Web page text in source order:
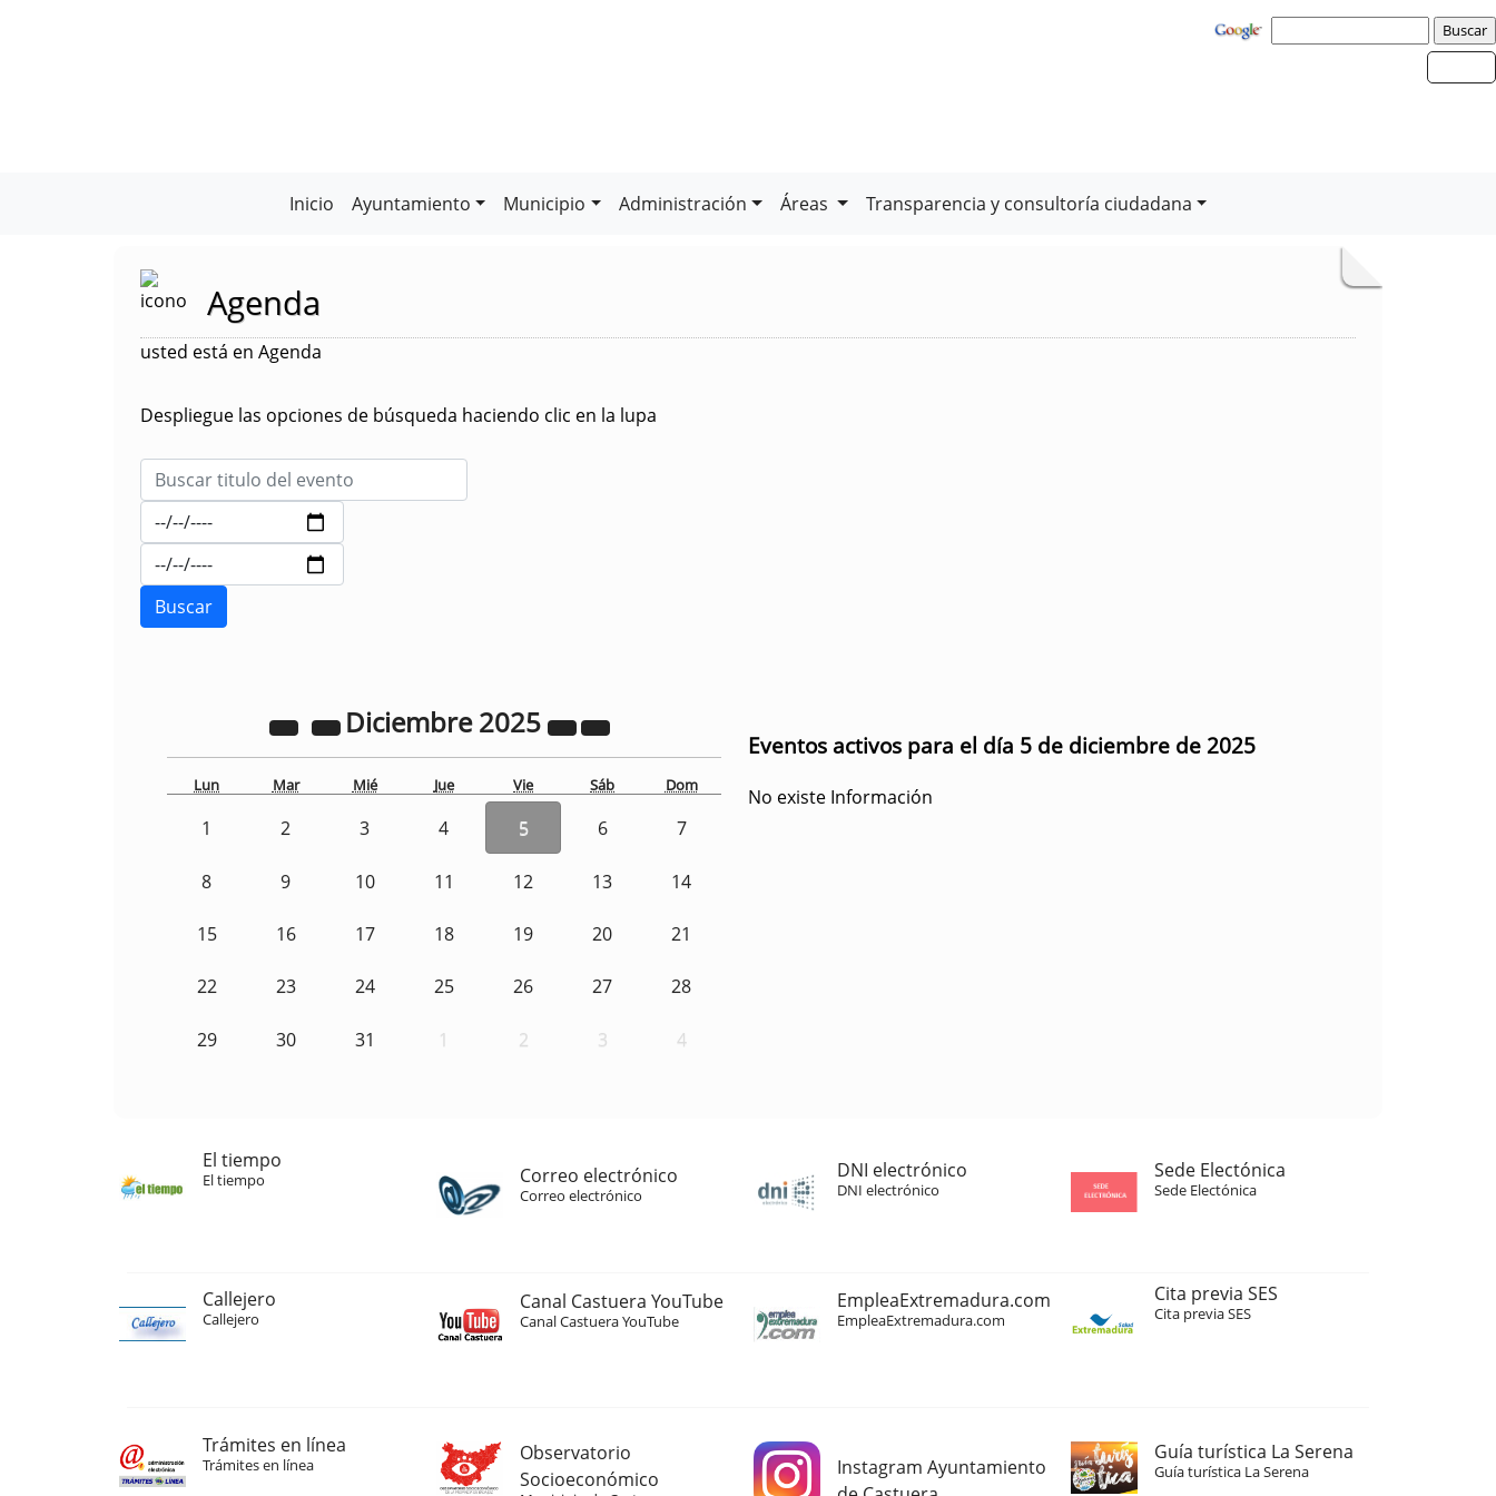
Inicio Ayuntamiento Municipio Administración Áreas Transparencia y consultoría ciudadana
Agenda
usted está en Agenda
Despliegue las opciones de búsqueda haciendo clic en la lupa
Diciembre2025
Lun Mar Mié Jue Vie Sáb Dom
1 2 3 4 5 6 7
8 9 10 11 12 13 14
15 16 17 18 19 20 21
22 23 24 25 26 27 28
29 30 31 1 2 3 4
Eventos activos para el día 5 de diciembre de 2025
No existe Información
El tiempo
El tiempo Correo electrónico
Correo electrónico
DNI electrónico
DNI electrónico
Sede Electónica
Sede Electónica
Callejero
Callejero
Canal Castuera YouTube
Canal Castuera YouTube
EmpleaExtremadura.com
EmpleaExtremadura.com
Cita previa SES
Cita previa SES
Trámites en línea
Trámites en línea
Observatorio
Socioeconómico
Instagram Ayuntamiento
Guía turística La Serena
Guía turística La Serena